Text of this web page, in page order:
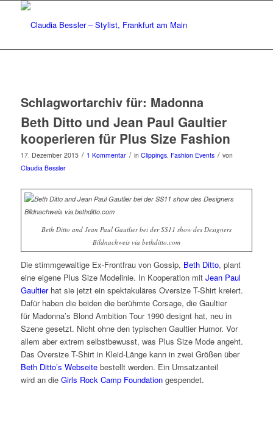
Schlagwortarchiv für: Madonna
Beth Ditto und Jean Paul Gaultier
kooperieren für Plus Size Fashion
17. Dezember 2015 / 1 Kommentar / in Clippings, Fashion Events / von
Claudia Bessler
Beth Ditto and Jean Paul Gautlier bei der SS11 show des Designers
Bildnachweis via bethditto.com
Die stimmgewaltige Ex-Frontfrau von Gossip, Beth Ditto, plant
eine eigene Plus Size Modelinie. In Kooperation mit Jean Paul
Gaultierhat sie jetzt ein spektakuläres Oversize T-Shirt kreiert.
Dafür haben die beiden die berühmte Corsage, die Gaultier
für Madonna’s Blond Ambition Tour 1990 designt hat, neu in
Szene gesetzt. Nicht ohne den typischen Gaultier Humor. Vor
allem aber extrem selbstbewusst, was Plus Size Mode angeht.
Das Oversize T-Shirt in Kleid-Länge kann in zwei Größen über
Beth Ditto’s Webseitebestellt werden. Ein Umsatzanteil
wird an die Girls Rock Camp Foundationgespendet.